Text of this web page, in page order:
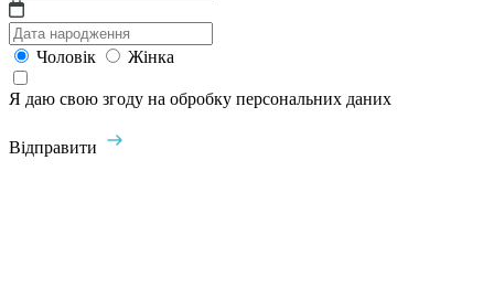
Чоловік Жінка
Я даю свою згоду на обробку персональних даних
Відправити